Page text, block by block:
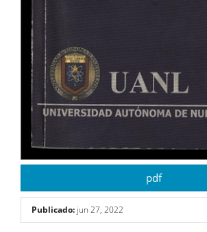
pdf
Publicado: jun 27, 2022